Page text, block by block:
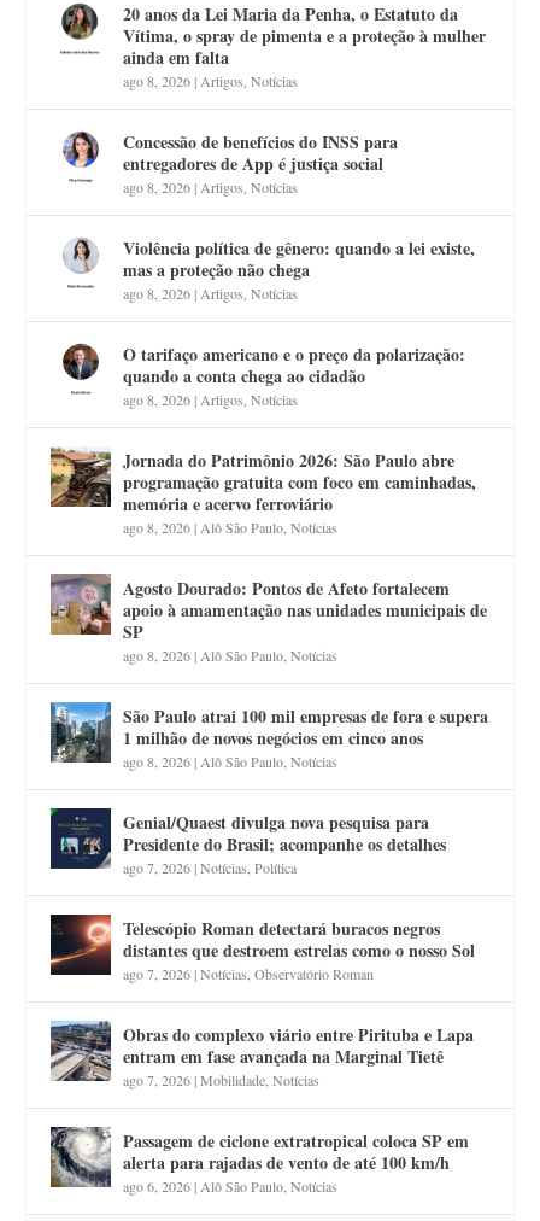
20 anos da Lei Maria da Penha, o Estatuto da
Vítima, o spray de pimenta e a proteção à mulher
ainda em falta
ago 8, 2026|Artigos,Notícias
Concessão de benefícios do INSS para
entregadores de App é justiça social
ago 8, 2026|Artigos,Notícias
Violência política de gênero: quando a lei existe,
mas a proteção não chega
ago 8, 2026|Artigos,Notícias
O tarifaço americano e o preço da polarização:
quando a conta chega ao cidadão
ago 8, 2026|Artigos,Notícias
Jornada do Patrimônio 2026: São Paulo abre
programação gratuita com foco em caminhadas,
memória e acervo ferroviário
ago 8, 2026|Alô São Paulo,Notícias
Agosto Dourado: Pontos de Afeto fortalecem
apoio à amamentação nas unidades municipais de
SP
ago 8, 2026|Alô São Paulo,Notícias
São Paulo atrai 100 mil empresas de fora e supera
1 milhão de novos negócios em cinco anos
ago 8, 2026|Alô São Paulo,Notícias
Genial/Quaest divulga nova pesquisa para
Presidente do Brasil; acompanhe os detalhes
ago 7, 2026|Notícias,Política
Telescópio Roman detectará buracos negros
distantes que destroem estrelas como o nosso Sol
ago 7, 2026|Notícias,Observatório Roman
Obras do complexo viário entre Pirituba e Lapa
entram em fase avançada na Marginal Tietê
ago 7, 2026|Mobilidade,Notícias
Passagem de ciclone extratropical coloca SP em
alerta para rajadas de vento de até 100 km/h
ago 6, 2026|Alô São Paulo,Notícias